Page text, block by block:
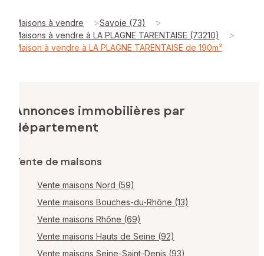
Maisons à vendre >Savoie (73) >
Maisons à vendre à LA PLAGNE TARENTAISE (73210) >
Maison à vendre à LA PLAGNE TARENTAISE de 190m²
Annonces immobilières par
département
Vente de maisons
Vente maisons Nord (59)
Vente maisons Bouches-du-Rhône (13)
Vente maisons Rhône (69)
Vente maisons Hauts de Seine (92)
Vente maisons Seine-Saint-Denis (93)